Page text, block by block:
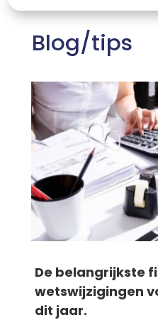
Blog/tips
De belangrijkste
wetswijzigingen
dit jaar.​